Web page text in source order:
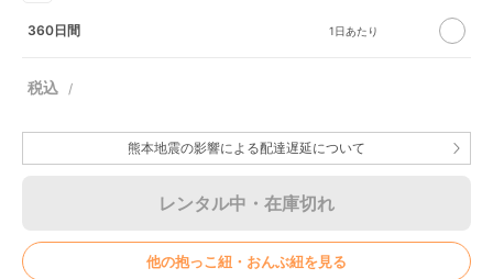
360日間
熊本地震の影響による配達遅延について
レンタル中・在庫切れ
他の抱っこ紐・おんぶ紐を見る